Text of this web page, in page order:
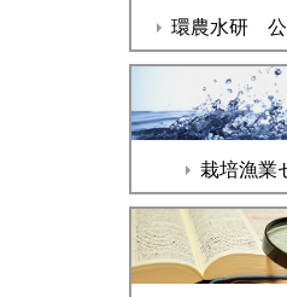
環農水研 公
栽培漁業